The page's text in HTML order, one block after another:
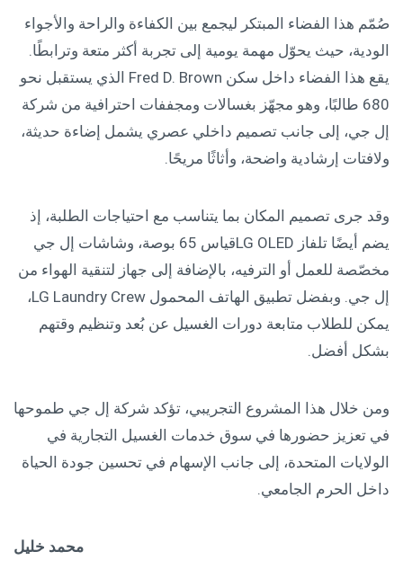
صُمّم هذا الفضاء المبتكر ليجمع بين الكفاءة والراحة والأجواء
الودية، حيث يحوّل مهمة يومية إلى تجربة أكثر متعة وترابطًا.
يقع هذا الفضاء داخل سكن Fred D. Brown الذي يستقبل نحو
680 طالبًا، وهو مجهّز بغسالات ومجففات احترافية من شركة
إل جي، إلى جانب تصميم داخلي عصري يشمل إضاءة حديثة،
ولافتات إرشادية واضحة، وأثاثًا مريحًا.
وقد جرى تصميم المكان بما يتناسب مع احتياجات الطلبة، إذ
يضم أيضًا تلفاز LG OLEDقياس 65 بوصة، وشاشات إل جي
مخصّصة للعمل أو الترفيه، بالإضافة إلى جهاز لتنقية الهواء من
إل جي. وبفضل تطبيق الهاتف المحمول LG Laundry Crew،
يمكن للطلاب متابعة دورات الغسيل عن بُعد وتنظيم وقتهم
بشكل أفضل.
ومن خلال هذا المشروع التجريبي، تؤكد شركة إل جي طموحها
في تعزيز حضورها في سوق خدمات الغسيل التجارية في
الولايات المتحدة، إلى جانب الإسهام في تحسين جودة الحياة
داخل الحرم الجامعي.
محمد خليل